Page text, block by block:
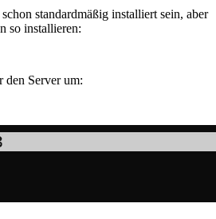
standardmäßig installiert sein, aber
so installieren:
den Server um: